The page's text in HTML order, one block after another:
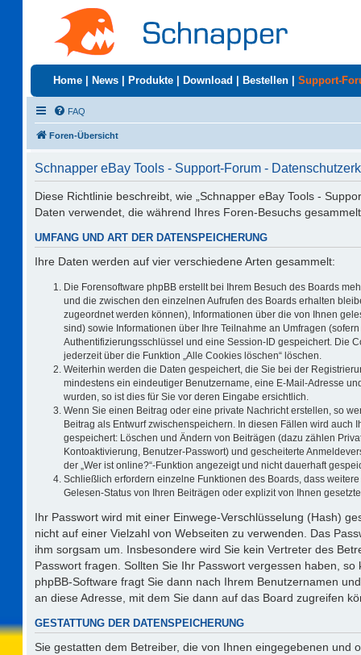
Home News Produkte Download Bestellen Support-
FAQ
Foren-Übersicht
Schnapper eBay Tools - Support-Forum -
Diese Richtlinie beschreibt, wie „Schnapper eBay Tools -
Daten verwendet, die während Ihres Foren-Besuchs
UMFANG UND ART DER DATENSPEICHERUNG
Ihre Daten werden auf vier verschiedene Arten gesammelt:
Die Forensoftware phpBB erstellt bei Ihrem Besuch des Boards
und die zwischen den einzelnen Aufrufen des Boards erhalten
zugeordnet werden können), Informationen über die von Ihnen
sind) sowie Informationen über Ihre Teilnahme an Umfragen
Authentifizierungsschlüssel und eine Session-ID gespeichert. Die
jederzeit über die Funktion „Alle Cookies löschen“ löschen.
Weiterhin werden die Daten gespeichert, die Sie bei der
mindestens ein eindeutiger Benutzername, eine E-Mail-Adresse
wurden, so ist dies für Sie vor deren Eingabe ersichtlich.
Wenn Sie einen Beitrag oder eine private Nachricht erstellen, so
Beitrag als Entwurf zwischenspeichern. In diesen Fällen wird
gespeichert: Löschen und Ändern von Beiträgen (dazu zählen
Kontoaktivierung, Benutzer-Passwort) und gescheiterte
der „Wer ist online?“-Funktion angezeigt und nicht dauerhaft
Schließlich erfordern einzelne Funktionen des Boards, dass
Gelesen-Status von Ihren Beiträgen oder explizit von Ihnen
Ihr Passwort wird mit einer Einwege-Verschlüsselung (Hash)
nicht auf einer Vielzahl von Webseiten zu verwenden. Das
ihm sorgsam um. Insbesondere wird Sie kein Vertreter des
Passwort fragen. Sollten Sie Ihr Passwort vergessen haben,
phpBB-Software fragt Sie dann nach Ihrem Benutzernamen
an diese Adresse, mit dem Sie dann auf das Board zugreifen
GESTATTUNG DER DATENSPEICHERUNG
Sie gestatten dem Betreiber, die von Ihnen eingegebenen